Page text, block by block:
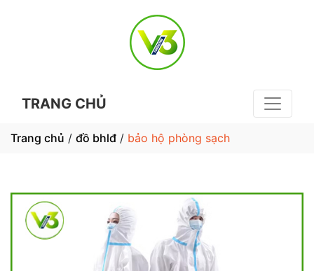
TRANG CHỦ
Trang chủ / đồ bhlđ / bảo hộ phòng sạch